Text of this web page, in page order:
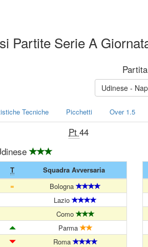
Partite Serie A
Partita
Udinese -
Tecniche Picchetti Over 1.5
Pt44
T
Squadra Avversaria
=
Bologna
Lazio
Como
Parma
Roma